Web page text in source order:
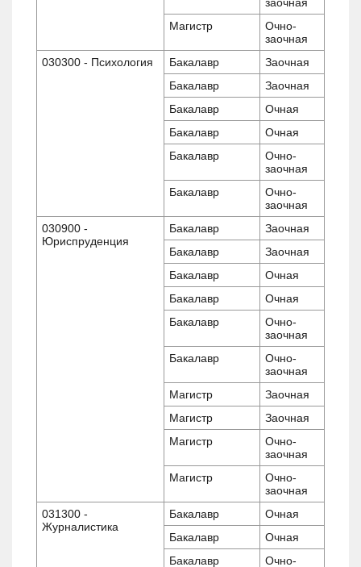
Магистр
Очно-
заочная
030300 - Психология
Бакалавр
Заочная
Бакалавр
Заочная
Бакалавр
Очная
Бакалавр
Очная
Бакалавр
Очно-
заочная
Бакалавр
Очно-
заочная
030900 -
Юриспруденция
Бакалавр
Заочная
Бакалавр
Заочная
Бакалавр
Очная
Бакалавр
Очная
Бакалавр
Очно-
заочная
Бакалавр
Очно-
заочная
Магистр
Заочная
Магистр
Заочная
Магистр
Очно-
заочная
Магистр
Очно-
заочная
031300 -
Журналистика
Бакалавр
Очная
Бакалавр
Очная
Бакалавр
Очно-